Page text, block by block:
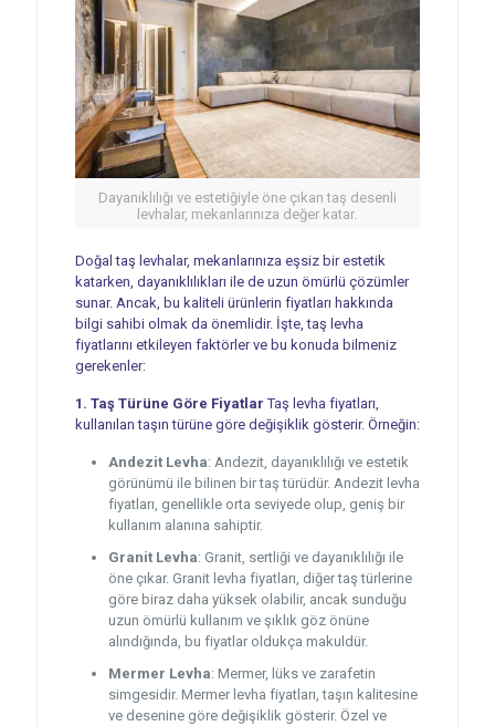
Dayanıklılığı ve estetiğiyle öne çıkan taş desenli
levhalar, mekanlarınıza değer katar.
Doğal taş levhalar, mekanlarınıza eşsiz bir estetik
katarken, dayanıklılıkları ile de uzun ömürlü çözümler
sunar. Ancak, bu kaliteli ürünlerin fiyatları hakkında
bilgi sahibi olmak da önemlidir. İşte, taş levha
fiyatlarını etkileyen faktörler ve bu konuda bilmeniz
gerekenler:
1. Taş Türüne Göre Fiyatlar Taş levha fiyatları,
kullanılan taşın türüne göre değişiklik gösterir. Örneğin:
Andezit Levha: Andezit, dayanıklılığı ve estetik
görünümü ile bilinen bir taş türüdür. Andezit levha
fiyatları, genellikle orta seviyede olup, geniş bir
kullanım alanına sahiptir.
Granit Levha: Granit, sertliği ve dayanıklılığı ile
öne çıkar. Granit levha fiyatları, diğer taş türlerine
göre biraz daha yüksek olabilir, ancak sunduğu
uzun ömürlü kullanım ve şıklık göz önüne
alındığında, bu fiyatlar oldukça makuldür.
Mermer Levha: Mermer, lüks ve zarafetin
simgesidir. Mermer levha fiyatları, taşın kalitesine
ve desenine göre değişiklik gösterir. Özel ve